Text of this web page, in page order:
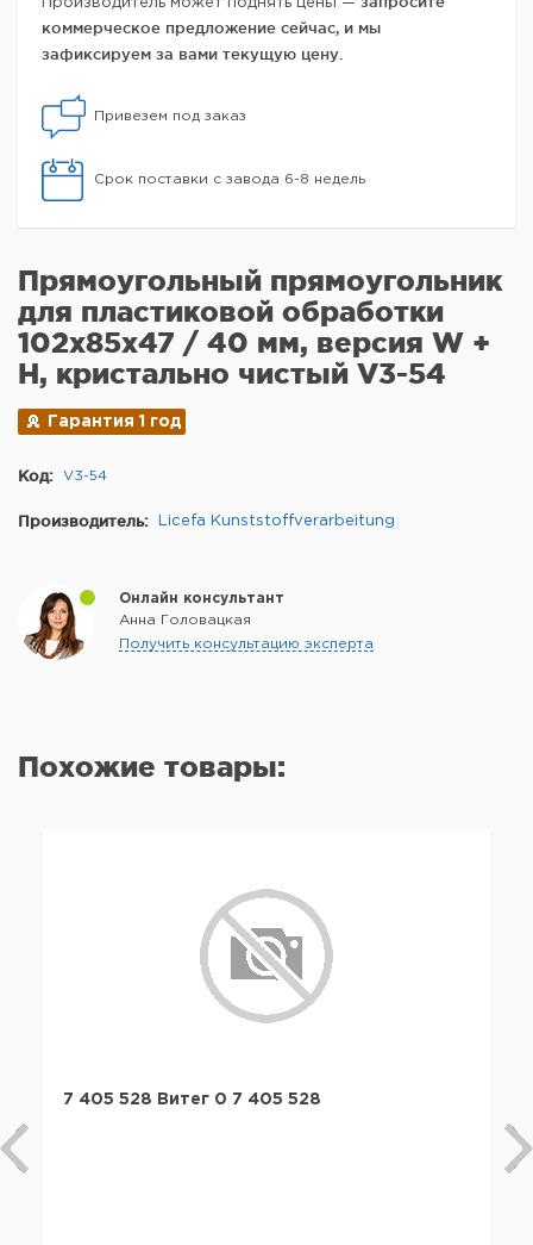
Производитель может поднять цены —
коммерческое предложение сейчас, и мы
зафиксируем за вами текущую цену.
Привезем под заказ
Срок поставки с завода 6-8 недель
Прямоугольный прямоугольник
для пластиковой обработки
102x85x47 / 40 мм, версия W +
H, кристально чистый V3-54
Гарантия 1 год
Код: V3-54
Производитель: Licefa Kunststoffverarbeitung
Онлайн консультант
Анна Головацкая
Получить консультацию эксперта
Похожие товары:
7 405 528 Витег 0 7 405 528